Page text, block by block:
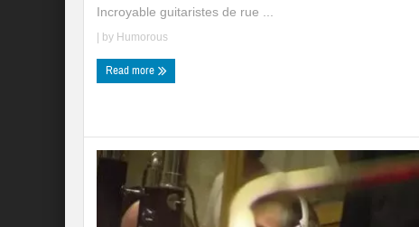
Incroyable guitaristes de rue ...
| by Humorous
Read more